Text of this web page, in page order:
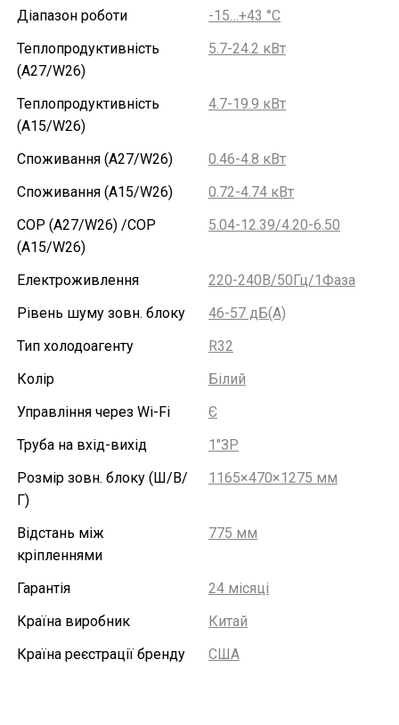
Діапазон роботи
-15…+43 °С
Теплопродуктивність
(A27/W26)
5.7-24.2 кВт
Теплопродуктивність
(A15/W26)
4.7-19.9 кВт
Споживання (A27/W26)
0.46-4.8 кВт
Споживання (A15/W26)
0.72-4.74 кВт
COP (A27/W26) /COP
(A15/W26)
5.04-12.39/4.20-6.50
Електроживлення
220-240В/50Гц/1Фаза
Рівень шуму зовн. блоку
46-57 дБ(А)
Тип холодоагенту
R32
Колір
Білий
Управління через Wi-Fi
Є
Труба на вхід-вихід
1"ЗР
Розмір зовн. блоку (Ш/В/
Г)
1165×470×1275 мм
Відстань між
кріпленнями
775 мм
Гарантія
24 місяці
Країна виробник
Китай
Країна реєстрації бренду
США